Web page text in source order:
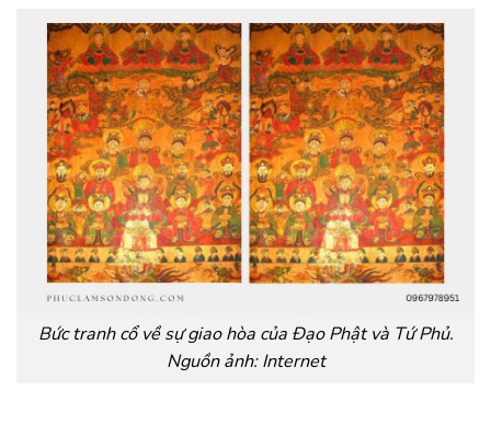
Bức tranh cổ về sự giao hòa của Đạo Phật và Tứ Phủ.
Nguồn ảnh: Internet